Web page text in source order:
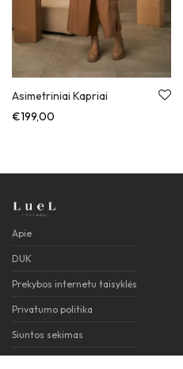
Asimetriniai Kapriai
€199,00
Apie
DUK
Prekybos internetu taisyklės
Privatumo politika
Siuntos sekimas